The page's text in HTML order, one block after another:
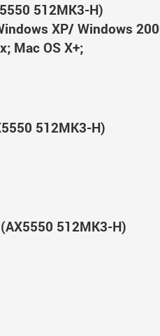
512MK3-H)
XP/ Windows
Mac OS X+;
512MK3-H)
512MK3-H)